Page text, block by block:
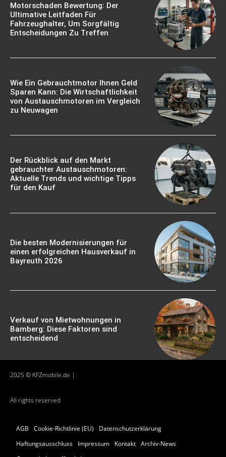
Motorschaden Bewertung: Der
Ultimative Leitfaden Für
Fahrzeughalter, Um Sorgfältig
Entscheidungen Zu Treffen
Wie Ein Gebrauchtmotor Ihnen Geld
Sparen Kann: Die Wirtschaftlichkeit
von Austauschmotoren im Vergleich
zu Neuwagen
Der Rückblick auf den Markt
gebrauchter Austauschmotoren:
Aktuelle Trends und wichtige Tipps
für den Kauf
Die besten Modernisierungen für
einen erfolgreichen Hausverkauf in
Bayreuth 2026
Verkauf von Mietwohnungen in
Bamberg: Diese Faktoren sind
entscheidend
2025 © KFZmobile.de |
All rights reserved
AGB Cookie-Richtlinie (EU)
Datenschutzerklärung
Haftungsausschluss
Impressum Kontakt Archiv-News